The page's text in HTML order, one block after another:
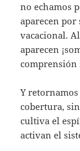
no echamos
aparecen
vacacional.
aparecen
comprensión
Y
cobertura,
cultiva el
activan el